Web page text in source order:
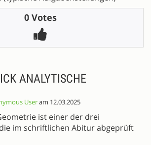
0 Votes
ANALYTISCHE
Useram 12.03.2025
ist einer der drei
im schriftlichen Abitur abgeprüft